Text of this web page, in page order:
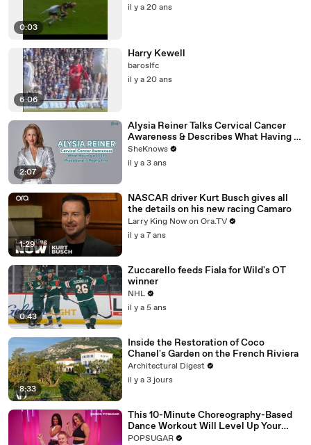
0:03
il y a 20 ans
6:06
Harry Kewell
baroslfc
il y a 20 ans
2:07
Alysia Reiner Talks Cervical Cancer
Awareness & Describes What Having a
LEEP Procedure is Really Like
SheKnows
il y a 3 ans
1:29
NASCAR driver Kurt Busch gives all
the details on his new racing Camaro
Larry King Now on Ora.TV
il y a 7 ans
0:43
Zuccarello feeds Fiala for Wild's OT
winner
NHL
il y a 5 ans
8:33
Inside the Restoration of Coco
Chanel's Garden on the French Riviera
Architectural Digest
il y a 3 jours
This 10-Minute Choreography-Based
Dance Workout Will Level Up Your
Moves
POPSUGAR